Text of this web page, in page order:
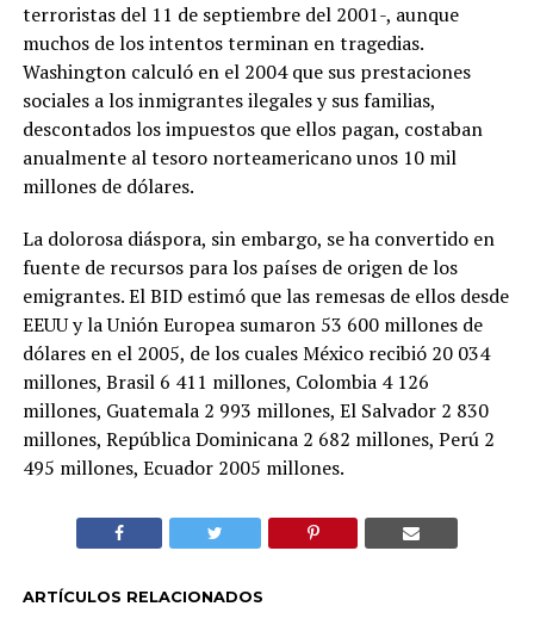
terroristas del 11 de septiembre del 2001-, aunque
muchos de los intentos terminan en tragedias.
Washington calculó en el 2004 que sus prestaciones
sociales a los inmigrantes ilegales y sus familias,
descontados los impuestos que ellos pagan, costaban
anualmente al tesoro norteamericano unos 10 mil
millones de dólares.
La dolorosa diáspora, sin embargo, se ha convertido en
fuente de recursos para los países de origen de los
emigrantes. El BID estimó que las remesas de ellos desde
EEUU y la Unión Europea sumaron 53 600 millones de
dólares en el 2005, de los cuales México recibió 20 034
millones, Brasil 6 411 millones, Colombia 4 126
millones, Guatemala 2 993 millones, El Salvador 2 830
millones, República Dominicana 2 682 millones, Perú 2
495 millones, Ecuador 2005 millones.
ARTÍCULOS RELACIONADOS